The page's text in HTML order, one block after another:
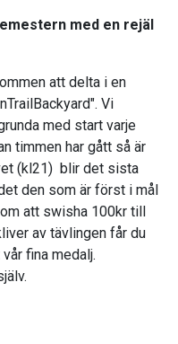
med en rejäl
att delta i en
Vi
med start varje
timmen har gått så är
(kl21) blir det sista
den som är först i mål
att swisha 100kr till
av tävlingen får du
fina medalj.